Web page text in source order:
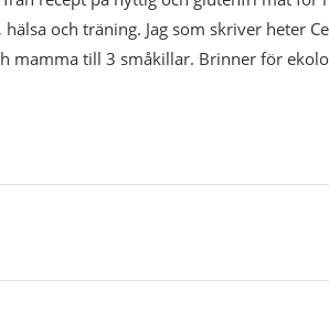
och träning. Jag som skriver heter
mamma till 3 småkillar. Brinner för